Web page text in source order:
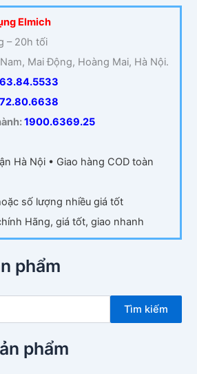
Elmich
– 20h tối
Mai Động, Hoàng Mai, Hà Nội.
1900.6369.25
Hà Nội • Giao hàng COD toàn
số lượng nhiều giá tốt
Hãng, giá tốt, giao nhanh
phẩm
Tìm kiếm
phẩm